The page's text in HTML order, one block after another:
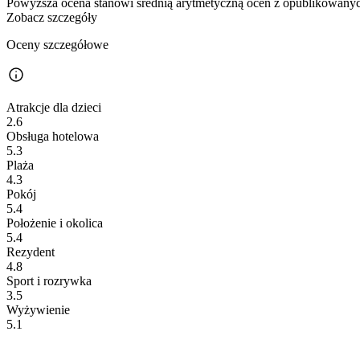
Powyższa ocena stanowi średnią arytmetyczną ocen z
Zobacz szczegóły
Oceny szczegółowe
Atrakcje dla dzieci
2.6
Obsługa hotelowa
5.3
Plaża
4.3
Pokój
5.4
Położenie i okolica
5.4
Rezydent
4.8
Sport i rozrywka
3.5
Wyżywienie
5.1